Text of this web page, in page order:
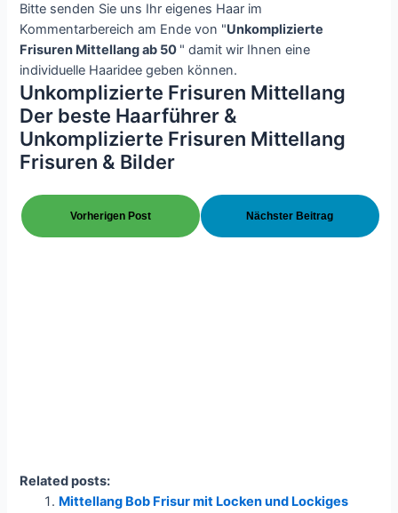
Bitte senden Sie uns Ihr eigenes Haar im
Kommentarbereich am Ende von "Unkomplizierte
Frisuren Mittellang ab 50 " damit wir Ihnen eine
individuelle Haaridee geben können.
Unkomplizierte Frisuren Mittellang
Der beste Haarführer &
Unkomplizierte Frisuren Mittellang
Frisuren & Bilder
Vorherigen Post Nächster Beitrag
Related posts:
Mittellang Bob Frisur mit Locken und Lockiges